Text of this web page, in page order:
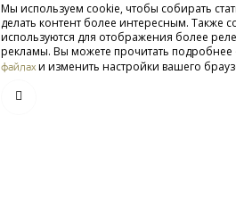
Мы используем cookie, чтобы собирать
делать контент более интересным. Также
используются для отображения более
рекламы. Вы можете прочитать подробнее
файлах и изменить настройки вашего